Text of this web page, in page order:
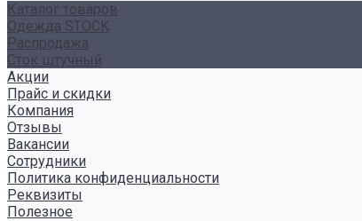
Каталог товаров
Одежда STOCK
Распродажа
Сток штучный
Акции
Прайс и скидки
Компания
Отзывы
Вакансии
Сотрудники
Политика конфиденциальности
Реквизиты
Полезное